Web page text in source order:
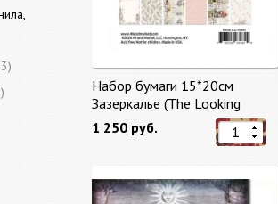
Набор бумаги 15*20см
Зазеркалье (The Looking
Glass) 27 листов от 49 Market
1 250 руб.